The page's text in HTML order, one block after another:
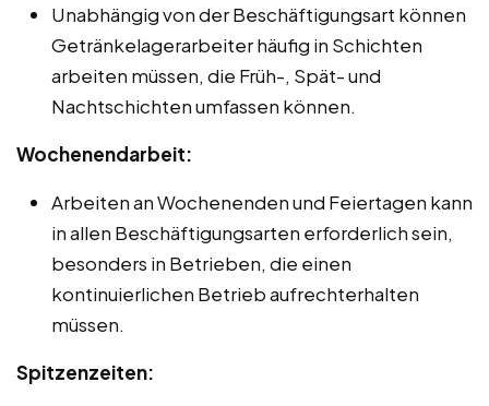
Unabhängig von der Beschäftigungsart können
Getränkelagerarbeiter häufig in Schichten
arbeiten müssen, die Früh-, Spät- und
Nachtschichten umfassen können.
Wochenendarbeit:
Arbeiten an Wochenenden und Feiertagen kann
in allen Beschäftigungsarten erforderlich sein,
besonders in Betrieben, die einen
kontinuierlichen Betrieb aufrechterhalten
müssen.
Spitzenzeiten: